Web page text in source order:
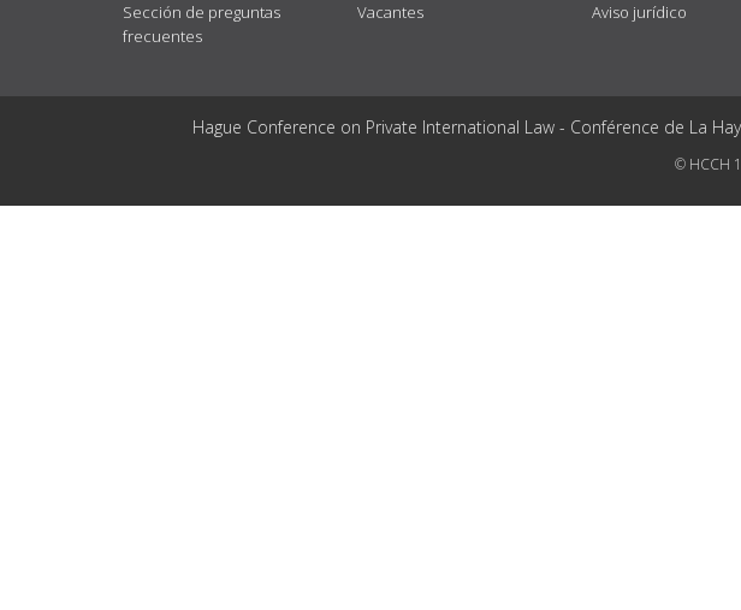
Sección de preguntas
frecuentes
Vacantes
Aviso jurídico
Hague Conference on Private International Law - Conférence de La
© HCCH